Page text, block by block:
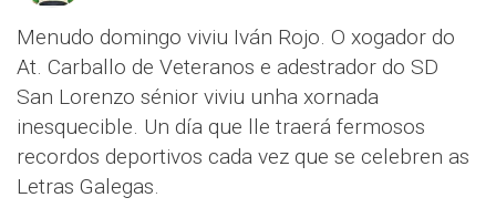
Menudo domingo viviu Iván Rojo. O xogador do
At. Carballo de Veteranos e adestrador do SD
San Lorenzo sénior viviu unha xornada
inesquecible. Un día que lle traerá fermosos
recordos deportivos cada vez que se celebren as
Letras Galegas.